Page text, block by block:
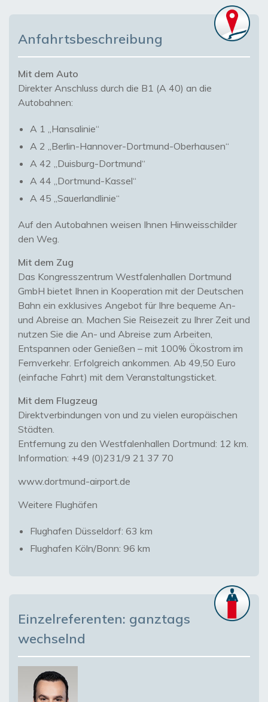
Anfahrtsbeschreibung
Mit dem Auto
Direkter Anschluss durch die B1 (A 40) an die
Autobahnen:
A 1 „Hansalinie“
A 2 „Berlin-Hannover-Dortmund-Oberhausen“
A 42 „Duisburg-Dortmund“
A 44 „Dortmund-Kassel“
A 45 „Sauerlandlinie“
Auf den Autobahnen weisen Ihnen Hinweisschilder
den Weg.
Mit dem Zug
Das Kongresszentrum Westfalenhallen Dortmund
GmbH bietet Ihnen in Kooperation mit der Deutschen
Bahn ein exklusives Angebot für Ihre bequeme An-
und Abreise an. Machen Sie Reisezeit zu Ihrer Zeit und
nutzen Sie die An- und Abreise zum Arbeiten,
Entspannen oder Genießen – mit 100% Ökostrom im
Fernverkehr. Erfolgreich ankommen. Ab 49,50 Euro
(einfache Fahrt) mit dem Veranstaltungsticket.
Mit dem Flugzeug
Direktverbindungen von und zu vielen europäischen
Städten.
Entfernung zu den Westfalenhallen Dortmund: 12 km.
Information: +49 (0)231/9 21 37 70
www.dortmund-airport.de
Weitere Flughäfen
Flughafen Düsseldorf: 63 km
Flughafen Köln/Bonn: 96 km
Einzelreferenten: ganztags
wechselnd